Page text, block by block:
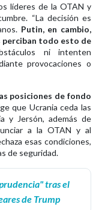
líderes de la OTAN y
“La decisión es
Putin, en cambio,
perciban todo esto de
ni intenten
provocaciones o
posiciones de fondo
que Ucrania ceda las
y Jersón, además de
a la OTAN y al
esas condiciones,
de seguridad.
tras el
de Trump